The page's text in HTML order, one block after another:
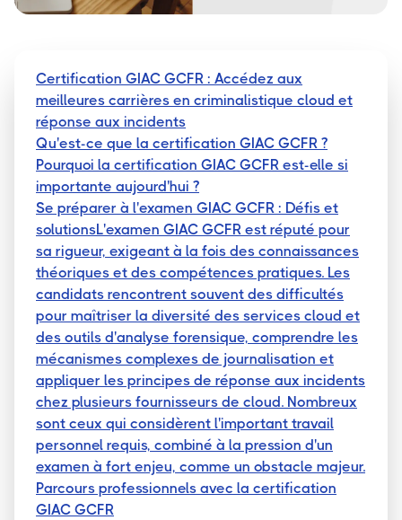
Certification GIAC GCFR : Accédez aux
meilleures carrières en criminalistique cloud et
réponse aux incidents
Qu'est-ce que la certification GIAC GCFR ?
Pourquoi la certification GIAC GCFR est-elle si
importante aujourd'hui ?
Se préparer à l'examen GIAC GCFR : Défis et
solutionsL'examen GIAC GCFR est réputé pour
sa rigueur, exigeant à la fois des connaissances
théoriques et des compétences pratiques. Les
candidats rencontrent souvent des difficultés
pour maîtriser la diversité des services cloud et
des outils d'analyse forensique, comprendre les
mécanismes complexes de journalisation et
appliquer les principes de réponse aux incidents
chez plusieurs fournisseurs de cloud. Nombreux
sont ceux qui considèrent l'important travail
personnel requis, combiné à la pression d'un
examen à fort enjeu, comme un obstacle majeur.
Parcours professionnels avec la certification
GIAC GCFR